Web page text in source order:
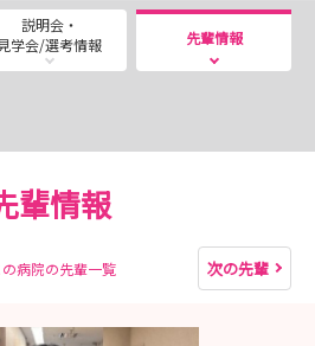
説明会・
見学会/選考情報
先輩情報
輩情報
の病院の先輩一覧 次の先輩